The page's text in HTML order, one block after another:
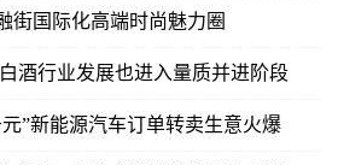
街国际化高端时尚魅力圈
酒行业发展也进入量质并进阶段
”新能源汽车订单转卖生意火爆